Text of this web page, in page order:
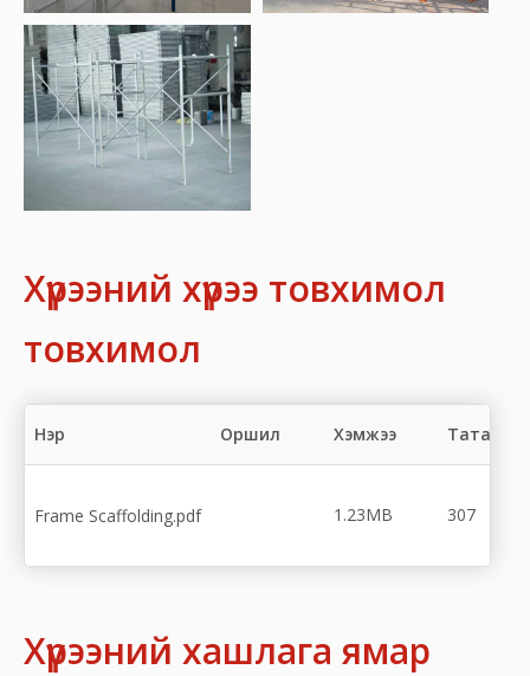
Хүрээний хүрээ товхимол
товхимол
Нэр Оршил Хэмжээ Татаж
Frame Scaffolding.pdf 1.23MB 307
Хүрээний хашлага ямар